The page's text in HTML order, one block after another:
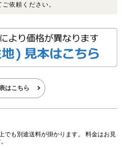
依頼ください。
はこちら
でも別途送料が掛かります。 料金はお見